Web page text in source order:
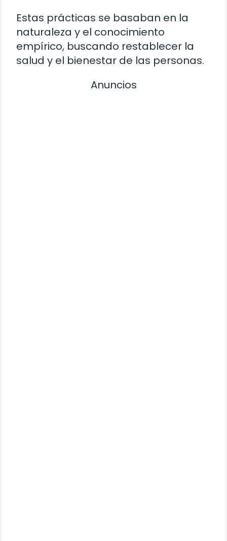
Estas prácticas se basaban en la
naturaleza y el conocimiento
empírico, buscando restablecer la
salud y el bienestar de las personas.
Anuncios